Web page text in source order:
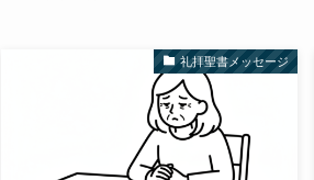
礼拝聖書メッセージ